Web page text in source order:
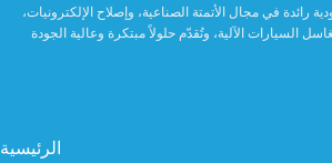
رائدة في مجال الأتمتة الصناعية، وإصلاح الإلكترونيات،
الرئيسية